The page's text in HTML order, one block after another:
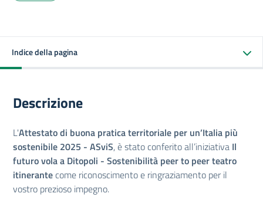
Indice della pagina
Descrizione
L'Attestato di buona pratica territoriale per un’Italia più
sostenibile 2025 - ASviS, è stato conferito all’iniziativa Il
futuro vola a Ditopoli - Sostenibilità peer to peer teatro
itinerante come riconoscimento e ringraziamento per il
vostro prezioso impegno.